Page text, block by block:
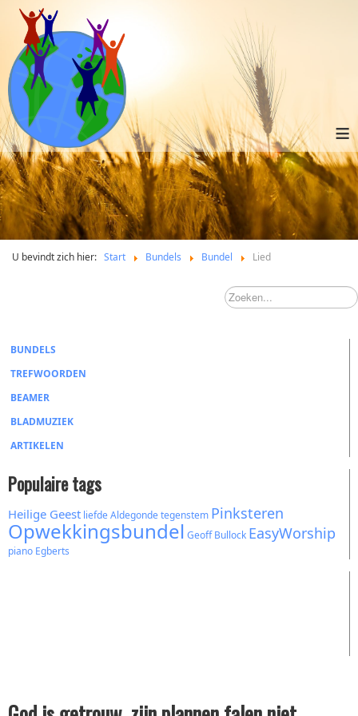
≡
U bevindt zich hier: Start Bundels Bundel Lied
BUNDELS
TREFWOORDEN
BEAMER
BLADMUZIEK
ARTIKELEN
Populaire tags
Heilige Geest liefdeAldegondetegenstem Pinksteren
Opwekkingsbundel Geoff Bullock EasyWorship
piano Egberts